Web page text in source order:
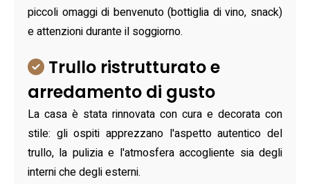
piccoli omaggi di benvenuto (bottiglia di vino, snack)
e attenzioni durante il soggiorno.
Trullo ristrutturato e
arredamento di gusto
La casa è stata rinnovata con cura e decorata con
stile: gli ospiti apprezzano l'aspetto autentico del
trullo, la pulizia e l'atmosfera accogliente sia degli
interni che degli esterni.